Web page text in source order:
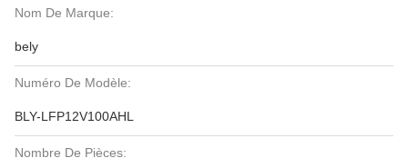
Nom De Marque:
bely
Numéro De Modèle:
BLY-LFP12V100AHL
Nombre De Pièces: